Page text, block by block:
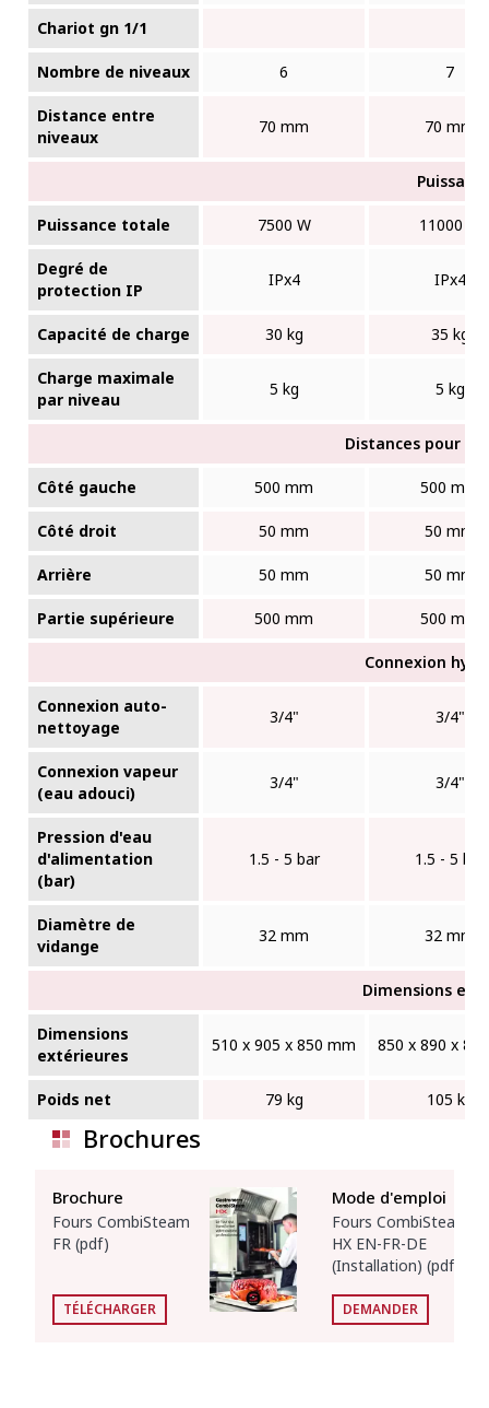
Chariot gn 1/1
Nombre de niveaux 6 7
Distance entre
niveaux
70 mm 70 mm
Puissance totale 7500 W 11000 W
Degré de
protection IP
IPx4 IPx4
Capacité de charge 30 kg 35 kg
Charge maximale
par niveau
5 kg 5 kg
Distances pour
Côté gauche 500 mm 500 mm
Côté droit 50 mm 50 mm
Arrière 50 mm 50 mm
Partie supérieure 500 mm 500 mm
Connexion
Connexion auto-
nettoyage
3/4" 3/4"
Connexion vapeur
(eau adouci)
3/4" 3/4"
Pression d'eau
d'alimentation
(bar)
1.5 - 5 bar 1.5 - 5 bar
Diamètre de
vidange
32 mm 32 mm
Dimensions
Dimensions
extérieures
510 x 905 x 850 mm 850 x 890 x
Poids net 79 kg 105 kg
Brochures
Brochure
Fours CombiSteam
FR (pdf)
TÉLÉCHARGER
Mode d'emploi
Fours CombiSteam
HX EN-FR-DE
(Installation) (pdf)
DEMANDER